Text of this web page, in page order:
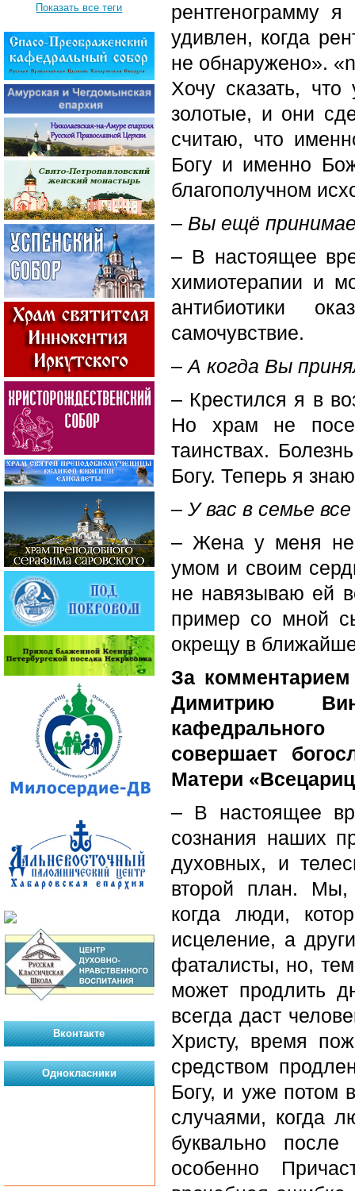
рентгенограмму
удивлен, когда
не обнаружено». «n
Хочу сказать,
золотые, и они
считаю, что
Богу и именно
благополучном
– Вы ещё
– В настоящее
химиотерапии и
антибиотики
самочувствие.
–А когда Вы
– Крестился я в
Но храм не
таинствах.
Богу. Теперь я
– У вас в семье
– Жена у меня
умом и своим
не навязываю ей
пример со мной
окрещу в
За
Димитрию
совершает
Матери
– В настоящее
сознания наших
духовных, и
второй план. Мы,
когда люди,
исцеление, а
фаталисты, но,
может продлить
всегда даст
Христу, время
средством
Богу, и уже потом
случаями, когда
буквально
особенно
Показать все теги
Вконтакте
Однокласники